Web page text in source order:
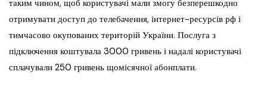
таким чином, щоб користувачі мали змогу безперешкодно
отримувати доступ до телебачення, інтернет-ресурсів рф і
тимчасово окупованих територій України. Послуга з
підключення коштувала 3000 гривень і надалі користувачі
сплачували 250 гривень щомісячної абонплати.